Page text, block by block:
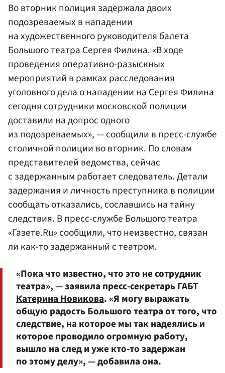
Во вторник полиция задержала двоих
подозреваемых в нападении
на художественного руководителя балета
Большого театра Сергея Филина. «В ходе
проведения оперативно-разыскных
мероприятий в рамках расследования
уголовного дела о нападении на Сергея Филина
сегодня сотрудники московской полиции
доставили на допрос одного
из подозреваемых», — сообщили в пресс-службе
столичной полиции во вторник. По словам
представителей ведомства, сейчас
с задержанным работает следователь. Детали
задержания и личность преступника в полиции
сообщать отказались, сославшись на тайну
следствия. В пресс-службе Большого театра
«Газете.Ru» сообщили, что неизвестно, связан
ли как-то задержанный с театром.
«Пока что известно, что это не сотрудник
театра», — заявила пресс-секретарь ГАБТ
Катерина Новикова. «Я могу выражать
общую радость Большого театра от того, что
следствие, на которое мы так надеялись и
которое проводило огромную работу,
вышло на след и уже кто-то задержан
по этому делу», — добавила она.